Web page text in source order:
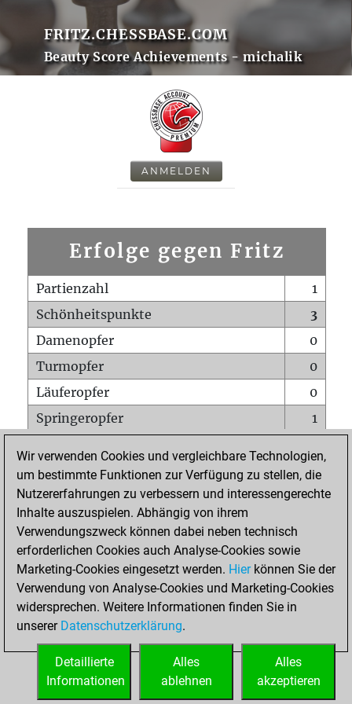
FRITZ.CHESSBASE.COM
Beauty Score Achievements - michalik
ANMELDEN
Erfolge gegen Fritz
Partienzahl
1
Schönheitspunkte
3
Damenopfer
0
Turmopfer
0
Läuferopfer
0
Springeropfer
1
Matt auf vollem Brett
0
Bauer setzt Matt
0
Erstickte Matts
Unterverwandlungen
Türme auf der siebten
0
STARTSEITE
Wir verwenden Cookies und vergleichbare Technologien,
um bestimmte Funktionen zur Verfügung zu stellen, die
Nutzererfahrungen zu verbessern und interessengerechte
Inhalte auszuspielen. Abhängig von ihrem
Verwendungszweck können dabei neben technisch
erforderlichen Cookies auch Analyse-Cookies sowie
Marketing-Cookies eingesetzt werden. Hierkönnen Sie der
Verwendung von Analyse-Cookies und Marketing-Cookies
widersprechen. Weitere Informationen finden Sie in
unserer Datenschutzerklärung.
Alles
akzeptieren
Alles
ablehnen
Detaillierte
Informationen